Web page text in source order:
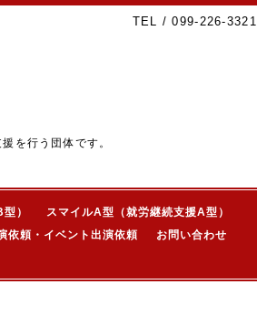
TEL / 099-226-3321
を行う団体です。
）
スマイルA型（就労継続支援A型）
依頼・イベント出演依頼
お問い合わせ